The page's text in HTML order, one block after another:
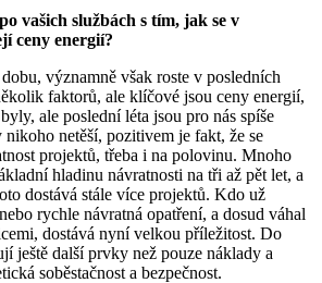
vašich službách s tím, jak se v
ceny energií?
významně však roste v posledních
faktorů, ale klíčové jsou ceny energií,
ale poslední léta jsou pro nás spíše
nikoho netěší, pozitivem je fakt, že se
projektů, třeba i na polovinu. Mnoho
hladinu návratnosti na tři až pět let, a
dostává stále více projektů. Kdo už
rychle návratná opatření, a dosud váhal
dostává nyní velkou příležitost. Do
ještě další prvky než pouze náklady a
soběstačnost a bezpečnost.